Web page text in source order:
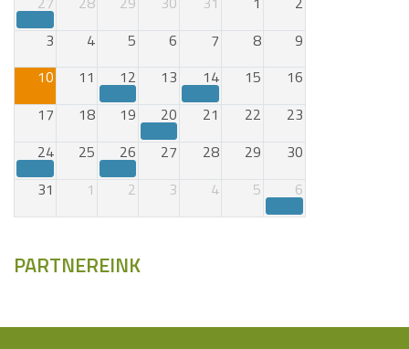
3
4 5 6 7 8
9
10
11 12 13 14 15
16
17
18 19 20 21 22
23
24
25 26 27 28 29
30
31
1 2 3 4 5 6
PARTNEREINK